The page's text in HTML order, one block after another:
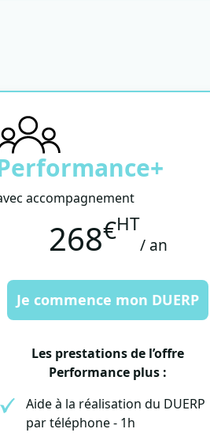
accompagnement
268€HT
/ an
Je commence mon DUERP
Les prestations de l’offre
Performance plus :
Aide à la réalisation du DUERP
par téléphone - 1h